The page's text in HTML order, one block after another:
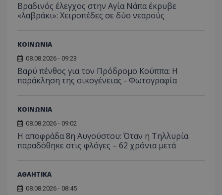
Βραδινός έλεγχος στην Αγία Νάπα έκρυβε
«λαβράκι»: Χειροπέδες σε δύο νεαρούς
ΚΟΙΝΩΝΙΑ
08.08.2026 - 09:23
Βαρύ πένθος για τον Πρόδρομο Κούππα: Η
παράκληση της οικογένειας - Φωτογραφία
ΚΟΙΝΩΝΙΑ
08.08.2026 - 09:02
Η αποφράδα 8η Αυγούστου: Όταν η Τηλλυρία
παραδόθηκε στις φλόγες – 62 χρόνια μετά
ΑΘΛΗΤΙΚΑ
08.08.2026 - 08:45